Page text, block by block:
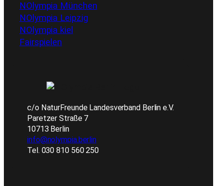
NOlympia München
NOlympia Leipzig
NOlympia kiel
Fairspielen
c/o NaturFreunde Landesverband Berlin e.V.
Paretzer Straße 7
10713 Berlin
info@nolympia.berlin
Tel. 030 810 560 250